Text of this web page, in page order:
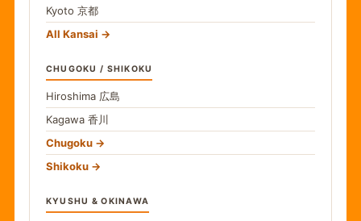
Kyoto 京都
All Kansai
CHUGOKU / SHIKOKU
Hiroshima 広島
Kagawa 香川
Chugoku
Shikoku
KYUSHU & OKINAWA